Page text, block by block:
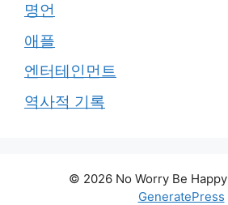
명언
애플
엔터테인먼트
역사적 기록
© 2026 No Worry Be Happy
GeneratePress